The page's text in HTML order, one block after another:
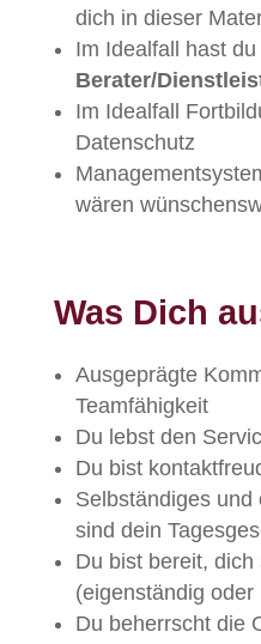
dich in dieser
Im Idealfall hast du
Berater/
Im Idealfall
Datenschutz
wären
Was Dich
Ausgeprägte
Teamfähigkeit
Du lebst den
Du bist
Selbständiges und
sind dein
Du bist bereit,
(eigenständig oder
Du beherrscht die